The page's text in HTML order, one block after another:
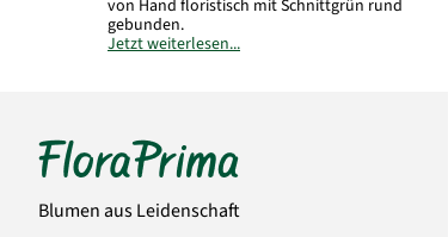
von Hand floristisch mit Schnittgrün rund
gebunden.
Uhr).Einen
Wunschzeitraum können Sie im Feld
"Adresszusatz" der Empfänger-Adresse
Jetzt weiterlesen...
Blumen aus Leidenschaft